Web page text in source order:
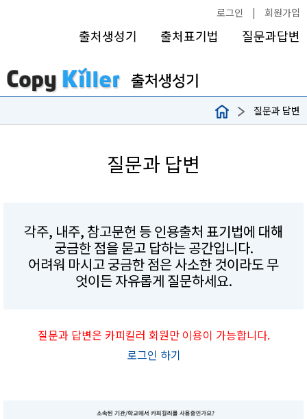
로그인 | 회원가입
출처생성기 출처표기법 질문과답변
질문과 답변
질문과 답변
각주, 내주, 참고문헌 등 인용출처 표기법에 대해
궁금한 점을 묻고 답하는 공간입니다.
어려워 마시고 궁금한 점은 사소한 것이라도 무
엇이든 자유롭게 질문하세요.
질문과 답변은 카피킬러 회원만 이용이 가능합니다.
로그인 하기